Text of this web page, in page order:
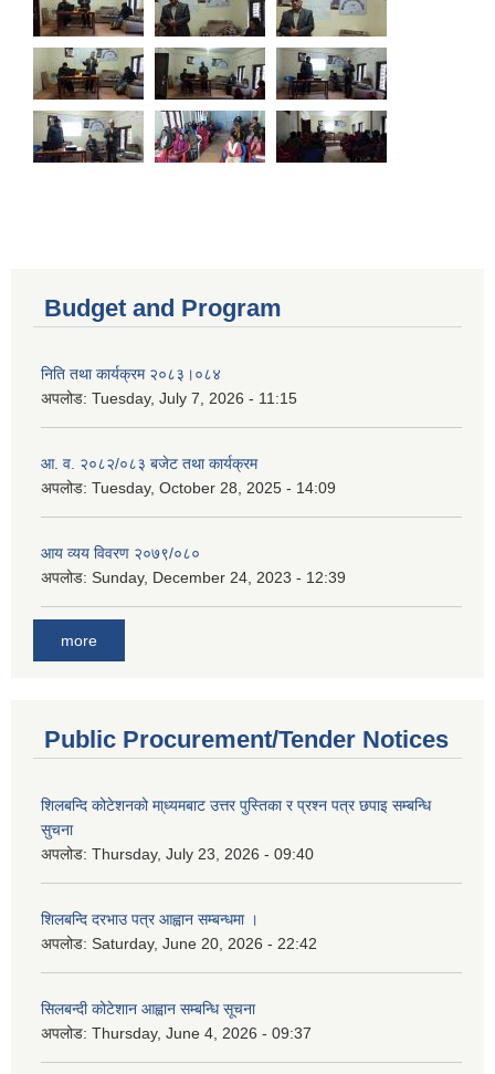
Budget and Program
निति तथा कार्यक्रम २०८३।०८४
अपलोड: Tuesday, July 7, 2026 - 11:15
आ. व. २०८२/०८३ बजेट तथा कार्यक्रम
अपलोड: Tuesday, October 28, 2025 - 14:09
आय व्यय विवरण २०७९/०८०
अपलोड: Sunday, December 24, 2023 - 12:39
more
Public Procurement/Tender Notices
शिलबन्दि कोटेशनको मा्ध्यमबाट उत्तर पुस्तिका र प्रश्न पत्र छपाइ सम्बन्धि
सुचना
अपलोड: Thursday, July 23, 2026 - 09:40
शिलबन्दि दरभाउ पत्र आह्वान सम्बन्धमा ।
अपलोड: Saturday, June 20, 2026 - 22:42
सिलबन्दी कोटेशान आह्वान सम्बन्धि सूचना
अपलोड: Thursday, June 4, 2026 - 09:37